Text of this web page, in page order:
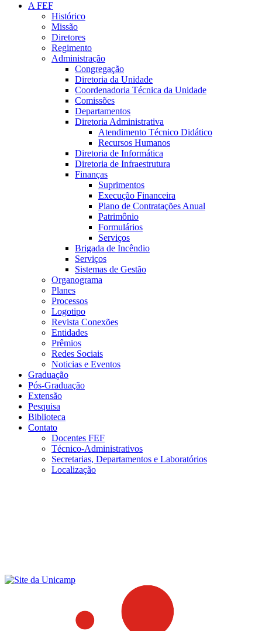
A FEF
Histórico
Missão
Diretores
Regimento
Administração
Congregação
Diretoria da Unidade
Coordenadoria Técnica da Unidade
Comissões
Departamentos
Diretoria Administrativa
Atendimento Técnico Didático
Recursos Humanos
Diretoria de Informática
Diretoria de Infraestrutura
Finanças
Suprimentos
Execução Financeira
Plano de Contratações Anual
Patrimônio
Formulários
Serviços
Brigada de Incêndio
Serviços
Sistemas de Gestão
Organograma
Planes
Processos
Logotipo
Revista Conexões
Entidades
Prêmios
Redes Sociais
Noticias e Eventos
Graduação
Pós-Graduação
Extensão
Pesquisa
Biblioteca
Contato
Docentes FEF
Técnico-Administrativos
Secretarias, Departamentos e Laboratórios
Localização